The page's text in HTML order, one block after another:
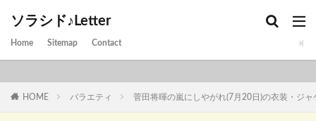
ソラシド♪Letter
Home Sitemap Contact
HOME バラエティ 菅田将暉の嵐にしやがれ(7月20日)の衣装・ジ